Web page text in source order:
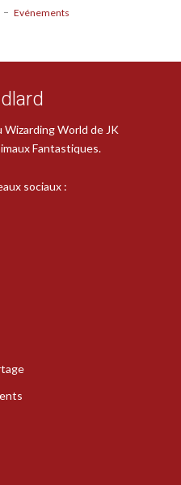
Evénements
Wizarding World de JK
Fantastiques.
sociaux :